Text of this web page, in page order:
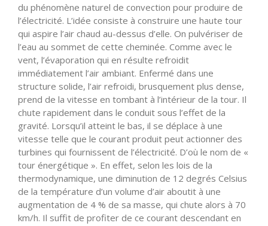
du phénomène naturel de convection pour produire de
l’électricité. L’idée consiste à construire une haute tour
qui aspire l’air chaud au-dessus d’elle. On pulvériser de
l’eau au sommet de cette cheminée. Comme avec le
vent, l’évaporation qui en résulte refroidit
immédiatement l’air ambiant. Enfermé dans une
structure solide, l’air refroidi, brusquement plus dense,
prend de la vitesse en tombant à l’intérieur de la tour. Il
chute rapidement dans le conduit sous l’effet de la
gravité. Lorsqu’il atteint le bas, il se déplace à une
vitesse telle que le courant produit peut actionner des
turbines qui fournissent de l’électricité. D’où le nom de «
tour énergétique ». En effet, selon les lois de la
thermodynamique, une diminution de 12 degrés Celsius
de la température d’un volume d’air aboutit à une
augmentation de 4 % de sa masse, qui chute alors à 70
km/h. Il suffit de profiter de ce courant descendant en